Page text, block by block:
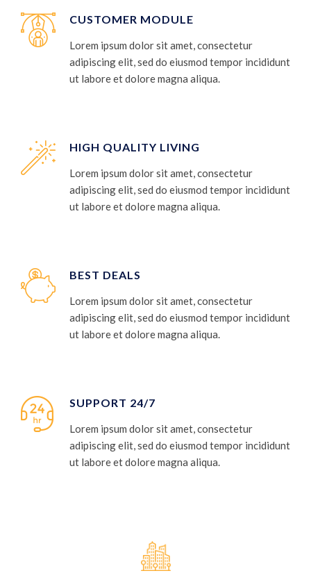
CUSTOMER MODULE
Lorem ipsum dolor sit amet, consectetur
adipiscing elit, sed do eiusmod tempor incididunt
ut labore et dolore magna aliqua.
HIGH QUALITY LIVING
Lorem ipsum dolor sit amet, consectetur
adipiscing elit, sed do eiusmod tempor incididunt
ut labore et dolore magna aliqua.
BEST DEALS
Lorem ipsum dolor sit amet, consectetur
adipiscing elit, sed do eiusmod tempor incididunt
ut labore et dolore magna aliqua.
SUPPORT 24/7
Lorem ipsum dolor sit amet, consectetur
adipiscing elit, sed do eiusmod tempor incididunt
ut labore et dolore magna aliqua.